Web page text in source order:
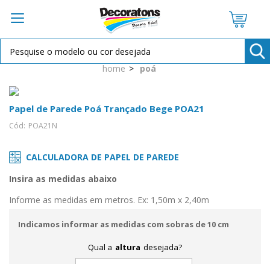
home poá
Papel de Parede Poá Trançado Bege POA21
Cód: POA21N
CALCULADORA DE PAPEL DE PAREDE
Insira as medidas abaixo
Informe as medidas em metros. Ex: 1,50m x 2,40m
Indicamos informar as medidas com sobras de 10 cm
Qual a altura desejada?
OPÇÕES DE PARCELAMENTO:
2X de R$ 7,25sem juros